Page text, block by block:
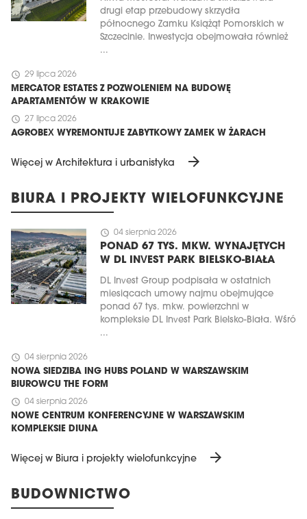
drugi etap przebudowy skrzydła
północnego Zamku Książąt Pomorskich w
Szczecinie. Inwestycja obejmowała również
...
schedule 29 lipca 2026
MERCATOR ESTATES Z POZWOLENIEM NA BUDOWĘ
APARTAMENTÓW W KRAKOWIE
schedule 27 lipca 2026
AGROBEX WYREMONTUJE ZABYTKOWY ZAMEK W ŻARACH
Więcej w Architektura i urbanistyka arrow_forward
BIURA I PROJEKTY WIELOFUNKCYJNE
schedule 04 sierpnia 2026
PONAD 67 TYS. MKW. WYNAJĘTYCH
W DL INVEST PARK BIELSKO-BIAŁA
DL Invest Group podpisała w ostatnich
miesiącach umowy najmu obejmujące
ponad 67 tys. mkw. powierzchni w
kompleksie DL Invest Park Bielsko-Biała. Wśró
...
schedule 04 sierpnia 2026
NOWA SIEDZIBA ING HUBS POLAND W WARSZAWSKIM
BIUROWCU THE FORM
schedule 04 sierpnia 2026
NOWE CENTRUM KONFERENCYJNE W WARSZAWSKIM
KOMPLEKSIE DIUNA
Więcej w Biura i projekty wielofunkcyjne arrow_forward
BUDOWNICTWO